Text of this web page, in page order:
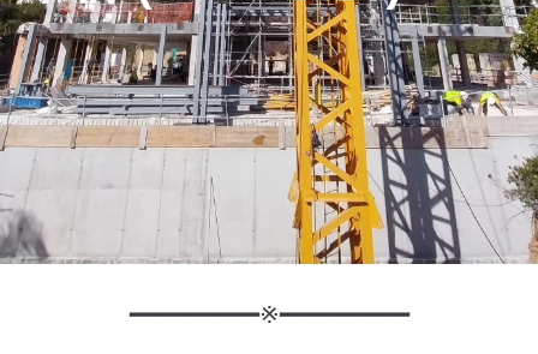
━━━━━━━━━※━━━━━━━━━